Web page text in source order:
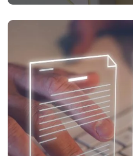
projetos para decisões
Sabe qual é a importância de
organizar arquivos de
Destaque explica mais sobre